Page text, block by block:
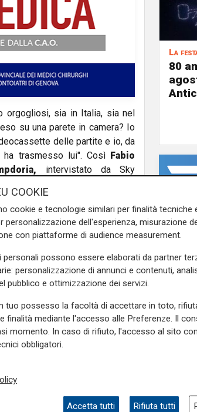
orgogliosi, sia in Italia, sia nel
su una parete in camera? Io
delle partite e io, da
trasmesso lui". Così Fabio
intervistato da Sky
italiana a poter giocare
: è qualcosa di unico, che resterà
in questo momento abbiamo
una partita speciale".
sulla Liguria seguiteci sul
e su Facebook.
stadio
La
80
COOKIE
cookie e tecnologie similari per finalità tecniche
personalizzazione dell'esperienza, misurazione
con piattaforme di audience measurement.
personali possono essere elaborati da partner
personalizzazione di annunci e contenuti,
pubblico e ottimizzazione dei servizi.
tuo possesso la facoltà di accettare in toto,
finalità mediante l'accesso alle Preferenze. Il
momento. In caso di rifiuto, l'accesso al sito
obbligatori.
Accetta tutti Rifiuta tutti